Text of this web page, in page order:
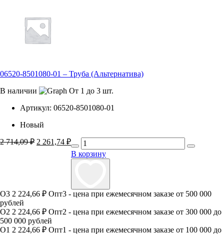
06520-8501080-01 – Труба (Альтернатива)
В наличии
От 1 до 3 шт.
Артикул: 06520-8501080-01
Новый
2 714,09₽ Первоначальная
составляла
2 261,74 ₽ Текущая
цена:
2
В корзину
О3 2 224,66 ₽ Опт3 - цена при ежемесячном заказе от 500 000
рублей
О2 2 224,66 ₽ Опт2 - цена при ежемесячном заказе от 300 000 до
500 000 рублей
О1 2 224,66 ₽ Опт1 - цена при ежемесячном заказе от 100 000 до